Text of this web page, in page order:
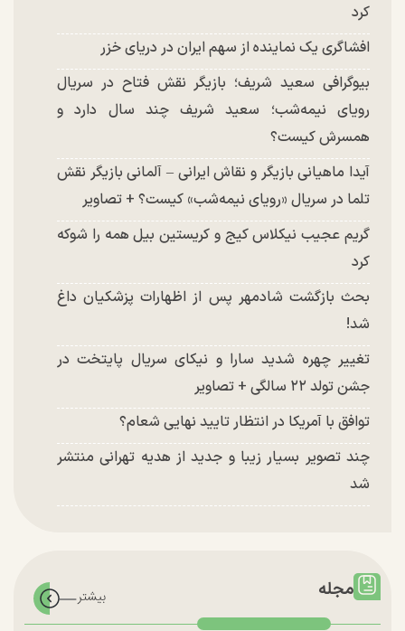
کرد
افشاگری یک نماینده از سهم ایران در دریای خزر
بیوگرافی سعید شریف؛ بازیگر نقش فتاح در سریال
رویای نیمه‌شب؛ سعید شریف چند سال دارد و
همسرش کیست؟
آیدا ماهیانی بازیگر و نقاش ایرانی – آلمانی بازیگر نقش
تلما در سریال «رویای نیمه‌شب» کیست؟ + تصاویر
گریم عجیب نیکلاس کیج و کریستین بیل همه را شوکه
کرد
بحث بازگشت شادمهر پس از اظهارات پزشکیان داغ
شد!
تغییر چهره شدید سارا و نیکای سریال پایتخت در
جشن تولد ۲۲ سالگی + تصاویر
توافق با آمریکا در انتظار تایید نهایی شعام؟
چند تصویر بسیار زیبا و جدید از هدیه تهرانی منتشر
شد
مجله